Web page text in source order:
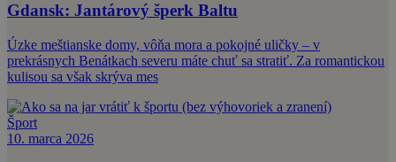
Gdansk: Jantárový šperk Baltu
Úzke meštianske domy, vôňa mora a pokojné uličky – v
prekrásnych Benátkach severu máte chuť sa stratiť. Za romantickou
kulisou sa však skrýva mes
Šport
10. marca 2026